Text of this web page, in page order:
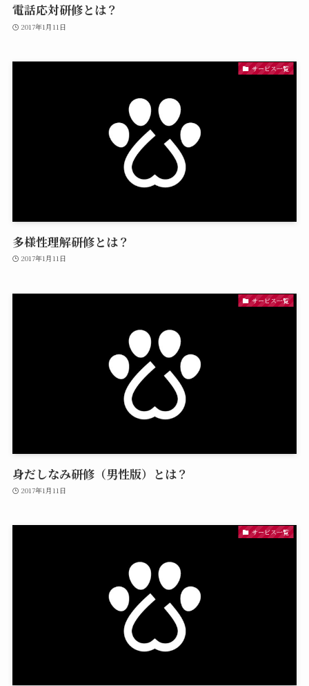
電話応対研修とは？
2017年1月11日
サービス一覧
多様性理解研修とは？
2017年1月11日
サービス一覧
身だしなみ研修（男性版）とは？
2017年1月11日
サービス一覧